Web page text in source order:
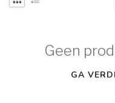
Geen
GA